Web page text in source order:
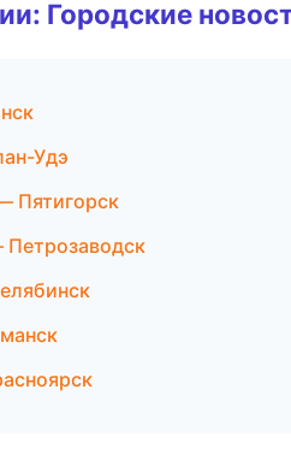
Городские
Удэ
Пятигорск